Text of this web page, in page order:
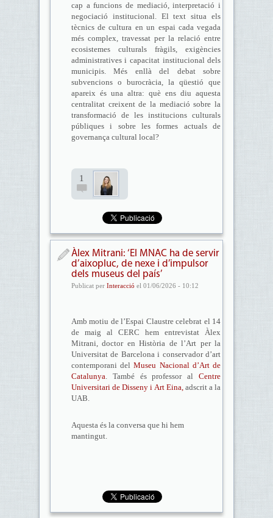
cap a funcions de mediació, interpretació i
negociació institucional. El text situa els
tècnics de cultura en un espai cada vegada
més complex, travessat per la relació entre
ecosistemes culturals fràgils, exigències
administratives i capacitat institucional dels
municipis. Més enllà del debat sobre
subvencions o burocràcia, la qüestió que
apareix és una altra: què ens diu aquesta
centralitat creixent de la mediació sobre la
transformació de les institucions culturals
públiques i sobre les formes actuals de
governança cultural local?
1
Àlex Mitrani: ‘El MNAC ha de servir
d’aixopluc, de nexe i d’impulsor
dels museus del país’
Publicat per Interacció el 01/06/2026 - 10:12
Amb motiu de l’Espai Claustre celebrat el 14
de maig al CERC hem entrevistat Àlex
Mitrani, doctor en Història de l’Art per la
Universitat de Barcelona i conservador d’art
contemporani delMuseu Nacional d’Art de
Catalunya. També és professor alCentre
Universitari de Disseny i Art Eina,adscrit a la
UAB.
Aquesta és la conversa que hi hem
mantingut.